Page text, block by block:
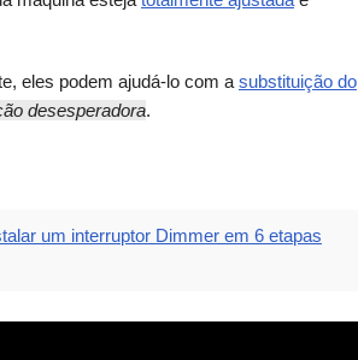
eles podem ajudá-lo com a substituição do
desesperadora.
um interruptor Dimmer em 6 etapas